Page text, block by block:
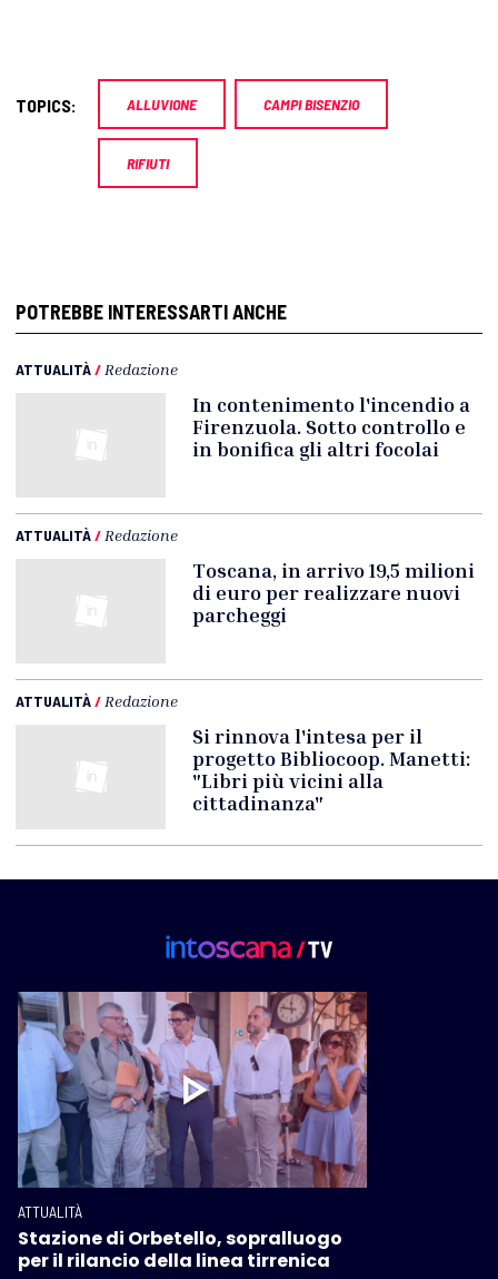
TOPICS: ALLUVIONE CAMPI BISENZIO
RIFIUTI
POTREBBE INTERESSARTI ANCHE
ATTUALITÀ/ Redazione
In contenimento l'incendio a
Firenzuola. Sotto controllo e
in bonifica gli altri focolai
ATTUALITÀ/ Redazione
Toscana, in arrivo 19,5 milioni
di euro per realizzare nuovi
parcheggi
ATTUALITÀ/ Redazione
Si rinnova l'intesa per il
progetto Bibliocoop. Manetti:
"Libri più vicini alla
cittadinanza"
ATTUALITÀ
Stazione di Orbetello, sopralluogo
per il rilancio della linea tirrenica